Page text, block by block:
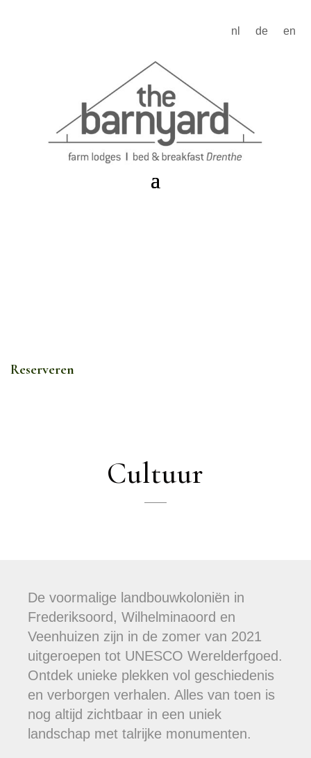
nl de en
Reserveren
Cultuur
De voormalige landbouwkoloniën in
Frederiksoord, Wilhelminaoord en
Veenhuizen zijn in de zomer van 2021
uitgeroepen tot UNESCO Werelderfgoed.
Ontdek unieke plekken vol geschiedenis
en verborgen verhalen. Alles van toen is
nog altijd zichtbaar in een uniek
landschap met talrijke monumenten.